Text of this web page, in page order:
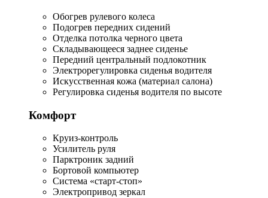
Обогрев рулевого колеса
Подогрев передних сидений
Отделка потолка черного цвета
Складывающееся заднее сиденье
Передний центральный подлокотник
Электрорегулировка сиденья водителя
Искусственная кожа (материал салона)
Регулировка сиденья водителя по высоте
Комфорт
Круиз-контроль
Усилитель руля
Парктроник задний
Бортовой компьютер
Система «старт-стоп»
Электропривод зеркал